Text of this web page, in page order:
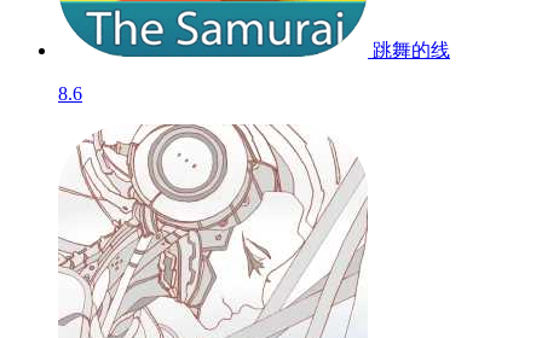
跳舞的线
8.6